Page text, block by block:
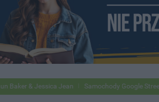
Jean Samochody Google Street View na